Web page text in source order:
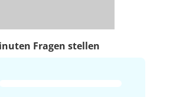
Fragen stellen